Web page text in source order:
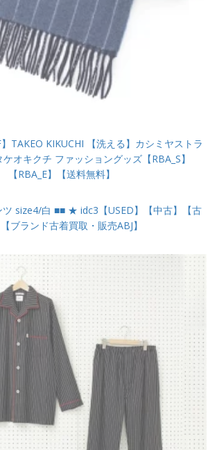
】TAKEO KIKUCHI 【洗える】カシミヤストラ
オキクチ ファッショングッズ【RBA_S】
【RBA_E】【送料無料】
ツ size4/白 ■■ ★ idc3【USED】【中古】【古
ブランド古着買取・販売ABJ】